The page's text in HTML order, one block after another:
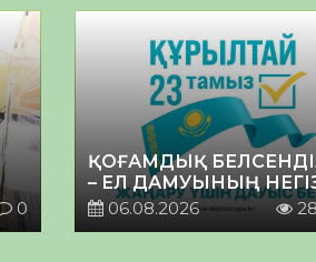
0
ҚОҒАМДЫҚ
– ЕЛ ДАМУЫНЫҢ
06.08.2026
28